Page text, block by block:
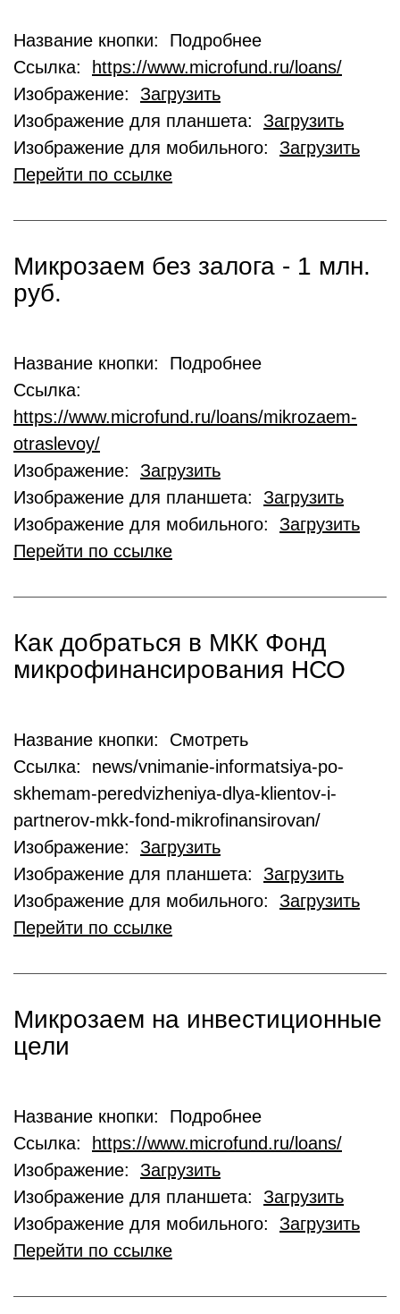
Название кнопки: Подробнее
Ссылка:
https://www.microfund.ru/loans/
Изображение: Загрузить
Изображение для планшета: Загрузить
Изображение для мобильного: Загрузить
Перейти по ссылке
Микрозаем без залога - 1 млн.
руб.
Название кнопки: Подробнее
Ссылка:
https://www.microfund.ru/loans/mikrozaem-
otraslevoy/
Изображение: Загрузить
Изображение для планшета: Загрузить
Изображение для мобильного: Загрузить
Перейти по ссылке
Как добраться в МКК Фонд
микрофинансирования НСО
Название кнопки: Смотреть
Ссылка: news/vnimanie-informatsiya-po-
skhemam-peredvizheniya-dlya-klientov-i-
partnerov-mkk-fond-mikrofinansirovan/
Изображение: Загрузить
Изображение для планшета: Загрузить
Изображение для мобильного: Загрузить
Перейти по ссылке
Микрозаем на инвестиционные
цели
Название кнопки: Подробнее
Ссылка:
https://www.microfund.ru/loans/
Изображение: Загрузить
Изображение для планшета: Загрузить
Изображение для мобильного: Загрузить
Перейти по ссылке